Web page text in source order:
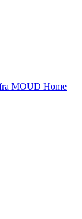
MOUD Home